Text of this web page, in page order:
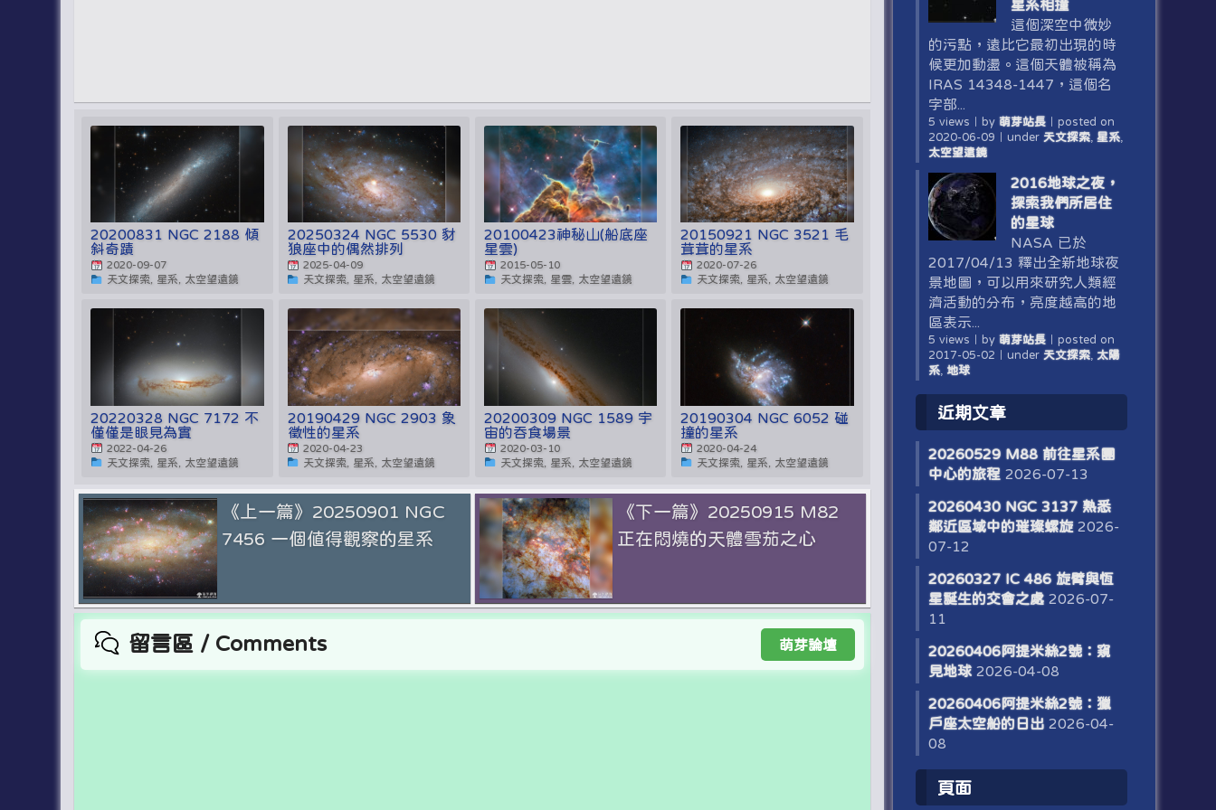
20200831 NGC 2188 傾
斜奇蹟
2020-09-07
天文探索, 星系, 太空望遠鏡
20250324 NGC 5530 豺
狼座中的偶然排列
2025-04-09
天文探索, 星系, 太空望遠鏡
20100423神秘山(船底座
星雲)
2015-05-10
天文探索, 星雲, 太空望遠鏡
20150921 NGC 3521 毛
茸茸的星系
2020-07-26
天文探索, 星系, 太空望遠鏡
20220328 NGC 7172 不
僅僅是眼見為實
2022-04-26
天文探索, 星系, 太空望遠鏡
20190429 NGC 2903 象
徵性的星系
2020-04-23
天文探索, 星系, 太空望遠鏡
20200309 NGC 1589 宇
宙的吞食場景
2020-03-10
天文探索, 星系, 太空望遠鏡
20190304 NGC 6052 碰
撞的星系
2020-04-24
天文探索, 星系, 太空望遠鏡
《上一篇》20250901 NGC
7456 一個值得觀察的星系
《下一篇》20250915 M82
正在悶燒的天體雪茄之心
留言區 / Comments 萌芽論壇
星系相撞
這個深空中微妙
的污點，遠比它最初出現的時
候更加動盪。這個天體被稱為
IRAS 14348-1447，這個名
字部...
5 views by 萌芽站長｜ posted on
2020-06-09
under 天文探索, 星系,
太空望遠鏡
2016地球之夜，
探索我們所居住
的星球
NASA 已於
2017/04/13 釋出全新地球夜
景地圖，可以用來研究人類經
濟活動的分布，亮度越高的地
區表示...
5 views by 萌芽站長｜ posted on
2017-05-02
under 天文探索, 太陽
系, 地球
近期文章
20260529 M88 前往星系團
中心的旅程 2026-07-13
20260430 NGC 3137 熟悉
鄰近區域中的璀璨螺旋 2026-
07-12
20260327 IC 486 旋臂與恆
星誕生的交會之處 2026-07-
11
20260406阿提米絲2號：窺
見地球 2026-04-08
20260406阿提米絲2號：獵
戶座太空船的日出 2026-04-
08
頁面